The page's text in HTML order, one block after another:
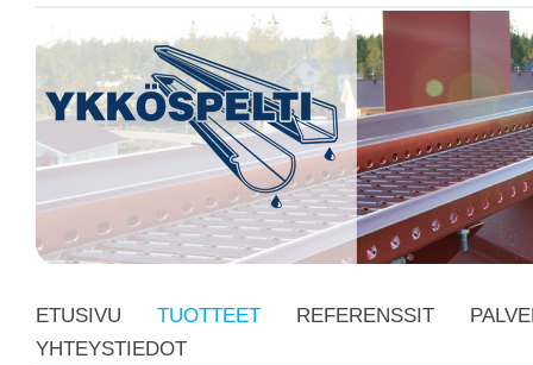
ETUSIVU TUOTTEET REFERENSSIT
YHTEYSTIEDOT